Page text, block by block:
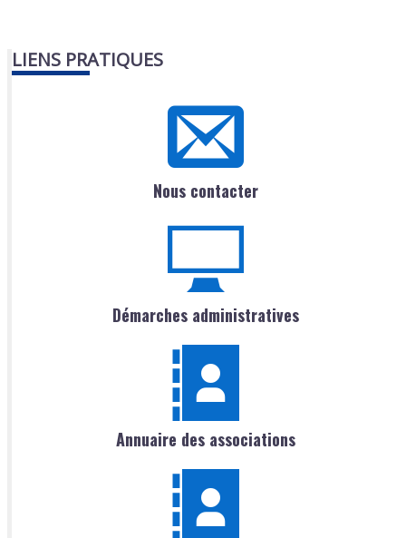
LIENS PRATIQUES
Nous contacter
Démarches administratives
Annuaire des associations